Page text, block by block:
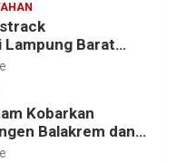
Lampung Barat
Penonton; Ini
Kobarkan
Balakrem dan
Pembukaan